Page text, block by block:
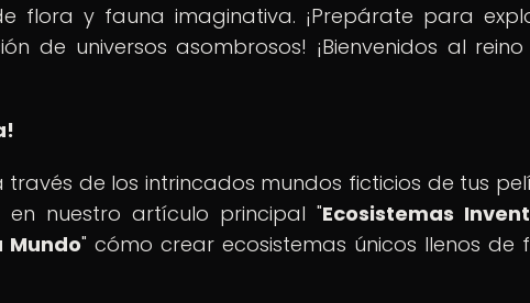
flora y fauna imaginativa. ¡Prepárate para
de universos asombrosos! ¡Bienvenidos al
de los intrincados mundos ficticios de tus
en nuestro artículo principal "Ecosistemas
Mundo" cómo crear ecosistemas únicos llenos de